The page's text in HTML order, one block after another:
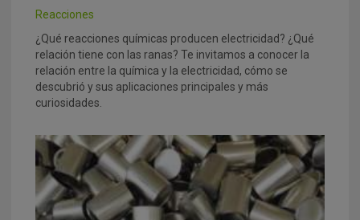
Reacciones
¿Qué reacciones químicas producen electricidad? ¿Qué
relación tiene con las ranas? Te invitamos a conocer la
relación entre la química y la electricidad, cómo se
descubrió y sus aplicaciones principales y más
curiosidades.